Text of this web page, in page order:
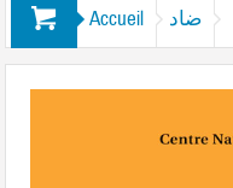
Accueil ضاد